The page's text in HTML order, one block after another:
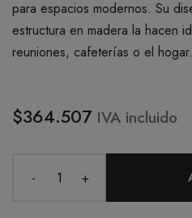
para espacios modernos. Su
estructura en madera la hacen
reuniones, cafeterías o el hogar.
$364.507 IVA incluido
- +